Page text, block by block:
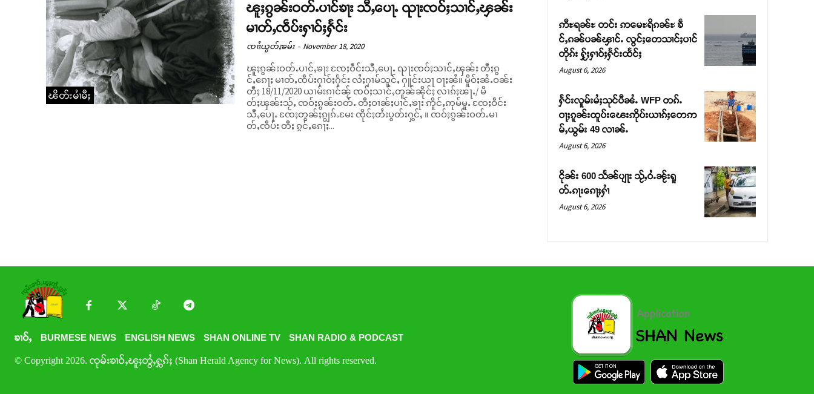
ၽိတ်းမၢႆမီႈ
ၽူႈၵွၼ်းဝတ်ႉပၢင်ၶႃး သီႇပေႃႉ ၺႃးၸဝ်ႈသၢင်ႇၾၼ်း
မၢတ်ႇၸဵပ်းႁၢဝ်ႈႁႅင်း
ၸၢႆးယွတ်ႈၶမ်း - November 18, 2020
ၽူႈၵွၼ်းဝတ်ႉပၢင်ႇၶႃး ၸႄႈဝဵင်းသီႇပေႃႉ ၺႃးၸဝ်ႈသၢင်ႇၾၼ်း တီႈၵွ
င်ႇၵေႃႈ မၢတ်ႇၸဵပ်းႁၢဝ်ႈႁႅင်း လႆႈႁၢမ်သူင်ႇ ႁူင်းယႃ ဝႃႈၼႆ။ မိူဝ်ႈၼႆႉဝၼ်း
တီႈ 18/11/2020 ယၢမ်းၵၢင်ၼႂ် ၸဝ်ႈသၢင်ႇတူၼ်ၼိုင်ႈ လၢၵ်ႈၽႃႉ/ မိ
တ်ႈၾၼ်းသႂ်ႇ ၸဝ်ႈၵွၼ်းဝတ်ႉ တီႈဝၢၼ်ႈပၢင်ႇၶႃး ဢိူင်ႇဢုမ်မူႉ ၸႄႈဝဵင်း
သီႇပေႃႉ ၸႄႈတွၼ်ႈၵျွၵ်ႉမႄး ၸိုင်ႈတႆးပွတ်းႁွင်ႇ ။ ၸဝ်ႈၵွၼ်းဝတ်ႉမၢ
တ်ႇၸဵပ်း တီႈ ၵွင်ႇၵေႃႈ...
ဢီႊရၼ်ႊ တင်း ဢမေႊရိၵၼ်ႊ ၶဵ
င်ႇၵၼ်ပၼ်ၾၢင်ႉ လွင်ႈတေသၢင်ႈပၢင်
တိုၵ်း ႁႂ်ႈႁၢဝ်ႈႁႅင်းထႅင်ႈ
August 6, 2026
ႁႅင်းလူမ်းမႆႈသုင်ပီၼႆႉ WFP တၵ်ႉ
ဝႃႈၵူၼ်းထူပ်းၽေးဢိုပ်းယၢၵ်ႈတေဢ
မ်ႇယွမ်း 49 လၢၼ်ႉ
August 6, 2026
ငိုၼ်း 600 သႅၼ်ပျႃး သႂ်ႇဝႆႉၼႂ်းရူ
တ်ႉၵႃးၵေႃႈႁၢႆ
August 6, 2026
ၶၢဝ်ႇ BURMESE NEWS ENGLISH NEWS SHAN ONLINE TV SHAN RADIO & PODCAST
© Copyright 2026. ၸုမ်းၶၢဝ်ႇၽူႈတွႆႇႁွၵ်ႈ (Shan Herald Agency for News). All rights reserved.